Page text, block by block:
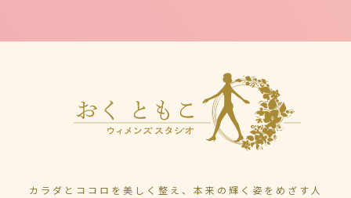
カラダとココロを美しく整え、本来の輝く姿をめざす人